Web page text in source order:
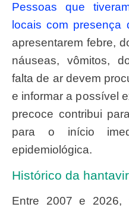
Pessoas que tiveram contato recente com
locais com presença
apresentarem febre,
náuseas, vômitos,
falta de ar devem
e informar a possível
precoce contribui
para o início
epidemiológica.
Histórico da
Entre 2007 e 2026, foram confirmados 196